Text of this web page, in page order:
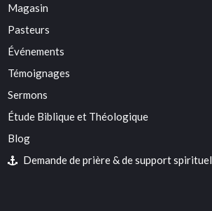
Magasin
Pasteurs
Événements
Témoignages
Sermons
Étude Biblique et Théologique
Blog
Demande de prière & de support spirituel